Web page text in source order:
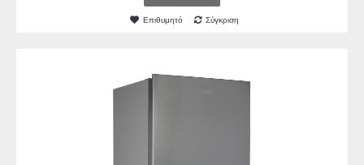
Επιθυμητό Σύγκριση